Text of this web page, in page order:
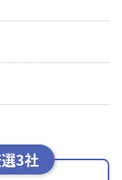
3社